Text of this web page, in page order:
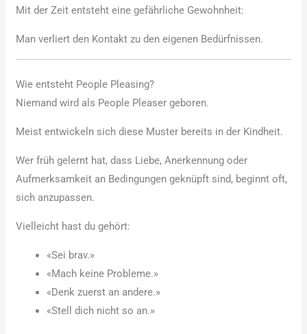
Mit der Zeit entsteht eine gefährliche Gewohnheit:
Man verliert den Kontakt zu den eigenen Bedürfnissen.
Wie entsteht People Pleasing?
Niemand wird als People Pleaser geboren.
Meist entwickeln sich diese Muster bereits in der Kindheit.
Wer früh gelernt hat, dass Liebe, Anerkennung oder
Aufmerksamkeit an Bedingungen geknüpft sind, beginnt oft,
sich anzupassen.
Vielleicht hast du gehört:
«Sei brav.»
«Mach keine Probleme.»
«Denk zuerst an andere.»
«Stell dich nicht so an.»